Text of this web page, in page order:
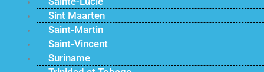
Sint Maarten
Saint-Martin
Saint-Vincent
Suriname